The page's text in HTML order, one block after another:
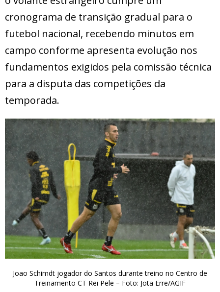
cronograma de transição gradual para o
futebol nacional, recebendo minutos em
campo conforme apresenta evolução nos
fundamentos exigidos pela comissão técnica
para a disputa das competições da
temporada.
Joao Schimdt jogador do Santos durante treino no Centro de
Treinamento CT Rei Pele – Foto: Jota Erre/AGIF